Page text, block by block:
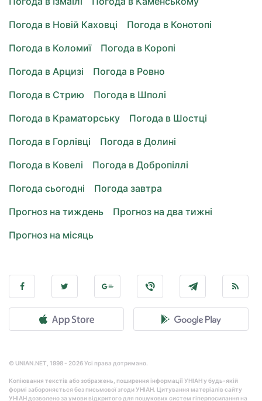
Погода в Новій Каховці
Погода в Конотопі
Погода в Коломиї
Погода в Коропі
Погода в Арцизі
Погода в Ровно
Погода в Стрию
Погода в Шполі
Погода в Краматорську
Погода в Шостці
Погода в Горлівці
Погода в Долині
Погода в Ковелі
Погода в Добропіллі
Погода сьогодні
Погода завтра
Прогноз на тиждень
Прогноз на два тижні
Прогноз на місяць
© UNIAN.NET, 1998 - 2026 Усі права дотримано.
Копіювання текстів або зображень, поширення інформації УНІАН у будь-якій
формі забороняється без письмової згоди УНІАН. Цитування матеріалів сайту
УНІАН дозволено за умови відкритого для пошукових систем гіперпосилання на